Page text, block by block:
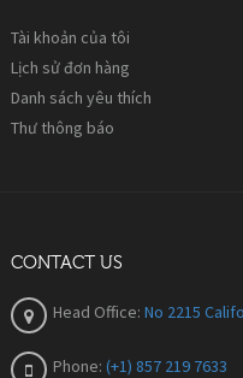
Tài khoản của tôi
Lịch sử đơn hàng
Danh sách yêu thích
Thư thông báo
CONTACT US
Head Office: No 2215
Phone: (+1) 857 219 7633